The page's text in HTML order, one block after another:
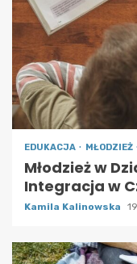
EDUKACJA MŁODZIEŻ
Młodzież w
Integracja w
Kamila Kalinowska